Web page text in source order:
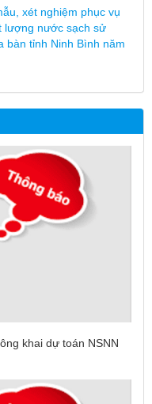
xét nghiệm phục vụ
lượng nước sạch sử
bàn tỉnh Ninh Bình năm
khai dự toán NSNN